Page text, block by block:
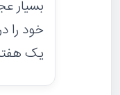
بسیار
خود را
یک هفته